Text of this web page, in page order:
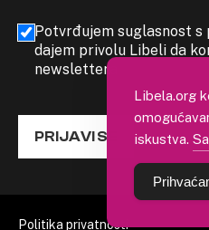
Potvrđujem suglasnost
dajem privolu Libeli da
newslettera
PRIJAVI SE
Politika privatnosti
Libela.org
iskustva.